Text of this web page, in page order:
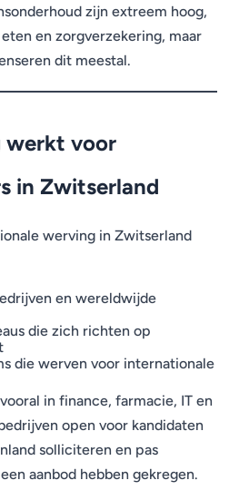
zijn extreem hoog,
en zorgverzekering, maar
dit meestal.
werkt voor
in Zwitserland
werving in Zwitserland
en wereldwijde
die zich richten op
die werven voor internationale
in finance, farmacie, IT en
open voor kandidaten
solliciteren en pas
aanbod hebben gekregen.